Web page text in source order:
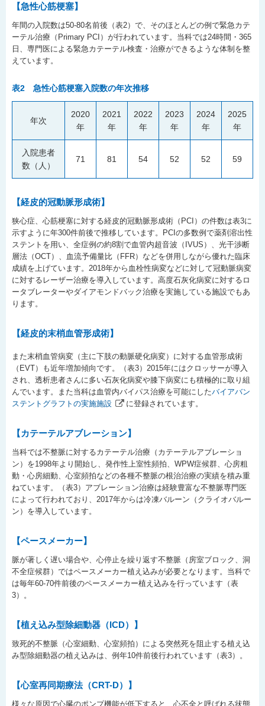
【急性心筋梗塞】
年間の入院数は50-80名前後（表2）で、そのほとんどの例で緊急カテ
ーテル治療（Primary PCI）が行われています。当科では24時間・365
日、専門医による緊急カテーテル検査・治療ができるような体制を整
えています。
表2 急性心筋梗塞入院数の年次推移
年次
2020
年
2021
年
2022
年
2023
年
2024
年
2025
年
入院患者
数（人）
71 81 54 52 52 59
【経皮的冠動脈形成術】
狭心症、心筋梗塞に対する経皮的冠動脈形成術（PCI）の件数は表3に
示すように年300件前後で推移しています。PCIの多数例で薬剤溶出性
ステントを用い、全症例の約8割で血管内超音波（IVUS）、光干渉断
層法（OCT）、血流予備量比（FFR）などを併用しながら優れた臨床
成績を上げています。2018年から血栓性病変などに対して冠動脈病変
に対するレーザー治療を導入しています。高度石灰化病変に対するロ
ータブレーターやダイアモンドバック治療を実施している施設でもあ
ります。
【経皮的末梢血管形成術】
また末梢血管病変（主に下肢の動脈硬化病変）に対する血管形成術
（EVT）も近年増加傾向です。（表3）2015年にはクロッサーが導入
され、透析患者さんに多い石灰化病変や膝下病変にも積極的に取り組
んでいます。また当科は血管内バイパス治療を可能にしたバイアバン
ステントグラフトの実施施設
に登録されています。
【カテーテルアブレーション】
当科では不整脈に対するカテーテル治療（カテーテルアブレーショ
ン）を1998年より開始し、発作性上室性頻拍、WPW症候群、心房粗
動・心房細動、心室頻拍などの各種不整脈の根治治療の実績を積み重
ねています。（表3）アブレーション治療は経験豊富な不整脈専門医
によって行われており、2017年からは冷凍バルーン（クライオバルー
ン）を導入しています。
【ペースメーカー】
脈が著しく遅い場合や、心停止を繰り返す不整脈（房室ブロック、洞
不全症候群）ではペースメーカー植え込みが必要となります。当科で
は毎年60-70件前後のペースメーカー植え込みを行っています（表
3）。
【植え込み型除細動器（ICD）】
致死的不整脈（心室細動、心室頻拍）による突然死を阻止する植え込
み型除細動器の植え込みは、例年10件前後行われています（表3）。
【心室再同期療法（CRT-D）】
様々な原因で心臓のポンプ機能が低下すると、心不全と呼ばれる状態